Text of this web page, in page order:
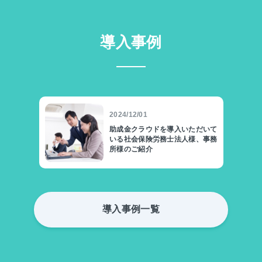
導入事例
2024/12/01
助成金クラウドを導入いただいて
いる社会保険労務士法人様、事務
所様のご紹介
導入事例一覧